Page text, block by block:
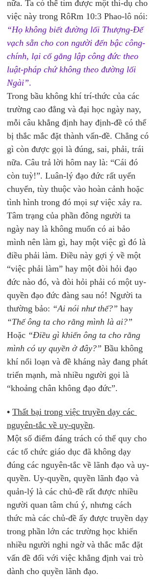
nữa. Ta có thể tìm được một thí-dụ cho
việc này trong RôRm 10:3 Phao-lô nói:
“Họ không biết đường lối Thượng-Đế
vạch sẵn cho con người đến bậc công-
chính, lại cố gắng lập công đức theo
luật-pháp chứ không theo đường lối
Ngài”.
Trong bầu không khí trí-thức của các
trường cao đẳng và đại học ngày nay,
mỗi câu khẳng định hay định-đề có thể
bị thắc mắc đặt thành vấn-đề. Chẳng có
gì còn được gọi là đúng, sai, phải, trái
nữa. Câu trả lời hôm nay là: “Cái đó
còn tuỳ!”. Luân-lý đạo đức rất uyển
chuyển, tùy thuộc vào hoàn cảnh hoặc
tình hình trong đó mọi sự việc xảy ra.
Tâm trạng của phần đông người ta
ngày nay là không muốn có ai bảo
mình nên làm gì, hay một việc gì đó là
điều phải làm. Điều này gợi ý về một
“việc phải làm” hay một đòi hỏi đạo
đức nào đó, và đòi hỏi phải có một uy-
quyền đạo đức đàng sau nó! Người ta
thường bảo: “Ai nói như thế?” hay
“Thế ông ta cho rằng mình là ai?”
Hoặc “Điều gì khiến ông ta cho rằng
mình có uy quyền ở đây?” Bầu không
khí nổi loạn và đề kháng này đang phát
triển mạnh, mà nhiều người gọi là
“khoảng chân không đạo đức”.
• Thất bại trong việc truyền dạy các
nguyên-tắc về uy-quyền.
Một số điểm đáng trách có thể quy cho
các tổ chức giáo dục đã không dạy
đúng các nguyên-tắc về lãnh đạo và uy-
quyền. Uy-quyền, quyền lãnh đạo và
quản-lý là các chủ-đề rất được nhiều
người quan tâm chú ý, nhưng cách
thức mà các chủ-đề ấy được truyền dạy
trong phần lớn các trường học khiến
nhiều người nghi ngờ và thắc mắc đặt
vấn đề đối với việc khẳng định vai trò
dành cho quyền lãnh đạo.